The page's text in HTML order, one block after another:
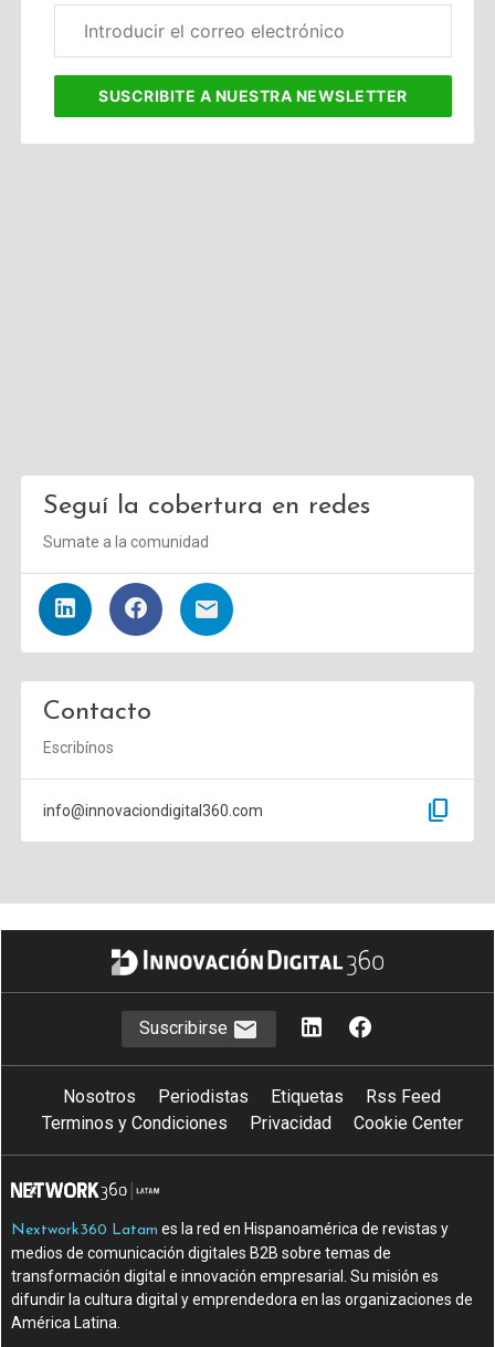
electrónico
SUSCRIBITE A NUESTRA NEWSLETTER
Seguí la cobertura en redes
Sumate a la comunidad
Contacto
Escribínos
info@innovaciondigital360.com content_copy
Suscribirse
Nosotros Periodistas Etiquetas
Rss Feed
Terminos y Condiciones
Privacidad Cookie Center
Nextwork360 Latam es la red en Hispanoamérica de revistas y
medios de comunicación digitales B2B sobre temas de
transformación digital e innovación empresarial. Su misión es
difundir la cultura digital y emprendedora en las organizaciones de
América Latina.